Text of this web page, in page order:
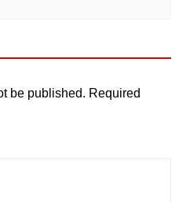
be published. Required